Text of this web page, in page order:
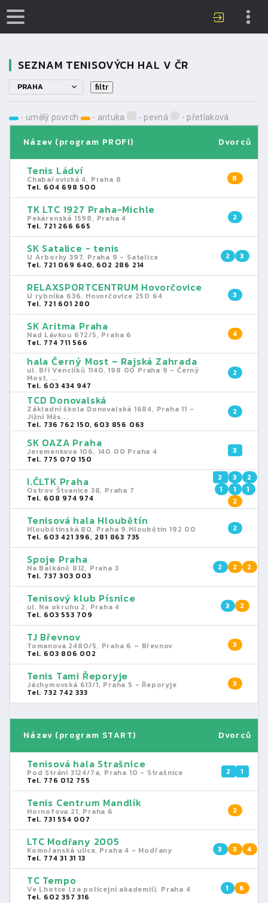
SEZNAM TENISOVÝCH HAL V ČR
PRAHA
- umělý povrch - antuka - pevná - přetlaková
Název (program PROFI) Dvorců
Tenis Ládví
Chabařovická 4, Praha 8
Tel. 604 698 500
8
TK LTC 1927 Praha-Michle
Pekárenská 1598, Praha 4
Tel. 721 266 665
2
SK Satalice - tenis
U Arborky 397, Praha 9 - Satalice
Tel. 721 069 640, 602 286 214
2 3
RELAXSPORTCENTRUM Hovorčovice
U rybníka 636, Hovorčovice 250 64
Tel. 721 601 280
3
SK Aritma Praha
Nad Lávkou 672/5, Praha 6
Tel. 774 711 566
4
hala Černý Most – Rajská Zahrada
ul. Bří Venclíků 1140, 198 00 Praha 9 - Černý
Most, ...
Tel. 603 434 947
2
TCD Donovalská
Základní škola Donovalská 1684, Praha 11 -
Jižní Měs...
Tel. 736 762 150, 603 856 063
2
SK OAZA Praha
Jeremenkova 106, 140 00 Praha 4
Tel. 775 070 150
3
I.ČLTK Praha
Ostrov Štvanice 38, Praha 7
Tel. 608 974 974
2 3
2
1
1
1
2
Tenisová hala Hloubětín
Hloubětínská 80, Praha 9,Hloubětín 192 00
Tel. 603 421 396, 281 863 735
2
Spoje Praha
Na Balkáně 812, Praha 3
Tel. 737 303 003
2 2 2
Tenisový klub Písnice
ul. Na okruhu 2, Praha 4
Tel. 603 553 709
3 2
TJ Břevnov
Tomanova 2480/5, Praha 6 – Břevnov
Tel. 603 806 002
3
Tenis Tami Řeporyje
Jáchymovská 613/1, Praha 5 - Řeporyje
Tel. 732 742 333
3
Název (program START) Dvorců
Tenisová hala Strašnice
Pod Strání 3124/7a, Praha 10 - Strašnice
Tel. 776 012 755
2 1
Tenis Centrum Mandlík
Hornofova 21, Praha 6
Tel. 731 554 007
2
LTC Modřany 2005
Komořanská ulice, Praha 4 - Modřany
Tel. 774 31 31 13
3 3 4
TC Tempo
Ve Lhotce (za policejní akademií), Praha 4
Tel. 602 357 316
1 6